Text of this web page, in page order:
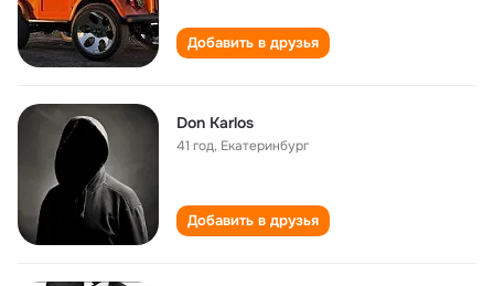
Добавить в друзья
Don Karlos
41 год, Екатеринбург
Добавить в друзья